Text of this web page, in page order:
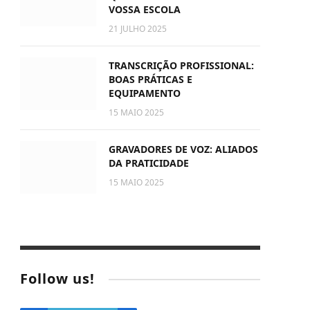
VOSSA ESCOLA
21 JULHO 2025
TRANSCRIÇÃO PROFISSIONAL:
BOAS PRÁTICAS E
EQUIPAMENTO
15 MAIO 2025
GRAVADORES DE VOZ: ALIADOS
DA PRATICIDADE
15 MAIO 2025
Follow us!